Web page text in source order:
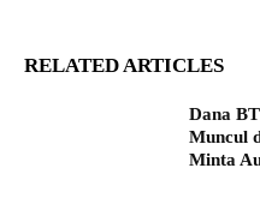
RELATED ARTICLES
Dana
Muncul
Minta